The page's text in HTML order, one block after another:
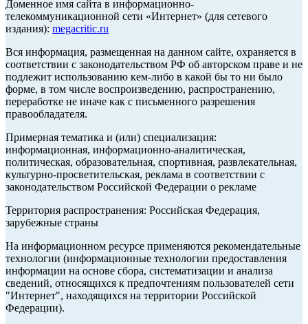
Доменное имя сайта в информационно-
телекоммуникационной сети «Интернет» (для сетевого
издания): megacritic.ru
Вся информация, размещенная на данном сайте, охраняется в
соответствии с законодательством РФ об авторском праве и не
подлежит использованию кем-либо в какой бы то ни было
форме, в том числе воспроизведению, распространению,
переработке не иначе как с письменного разрешения
правообладателя.
Примерная тематика и (или) специализация:
информационная, информационно-аналитическая,
политическая, образовательная, спортивная, развлекательная,
культурно-просветительская, реклама в соответствии с
законодательством Российской Федерации о рекламе
Территория распространения: Российская Федерация,
зарубежные страны
На информационном ресурсе применяются рекомендательные
технологии (информационные технологии предоставления
информации на основе сбора, систематизации и анализа
сведений, относящихся к предпочтениям пользователей сети
"Интернет", находящихся на территории Российской
Федерации).